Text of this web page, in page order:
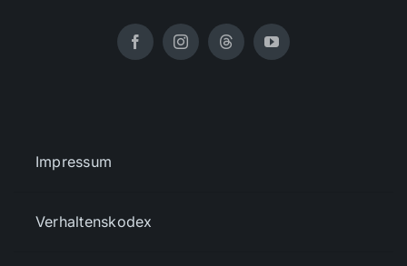
Impressum
Verhaltenskodex